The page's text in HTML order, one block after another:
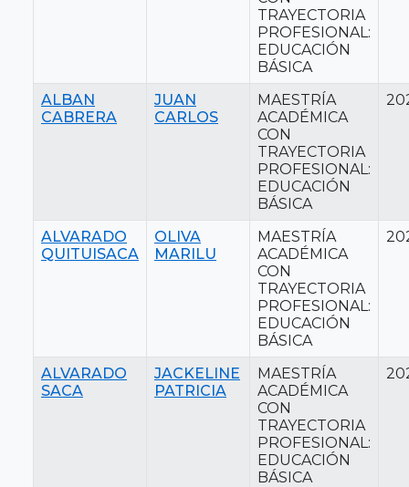
TRAYECTORIA
PROFESIONAL:
EDUCACIÓN
BÁSICA
ALBAN
CABRERA
JUAN
CARLOS
MAESTRÍA
ACADÉMICA
CON
TRAYECTORIA
PROFESIONAL:
EDUCACIÓN
BÁSICA
ALVARADO
QUITUISACA
OLIVA
MARILU
MAESTRÍA
ACADÉMICA
CON
TRAYECTORIA
PROFESIONAL:
EDUCACIÓN
BÁSICA
ALVARADO
SACA
JACKELINE
PATRICIA
MAESTRÍA
ACADÉMICA
CON
TRAYECTORIA
PROFESIONAL:
EDUCACIÓN
BÁSICA